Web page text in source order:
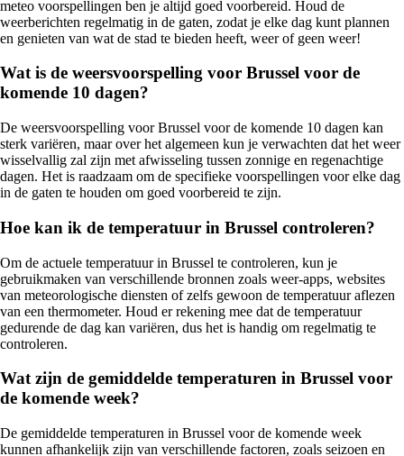
meteo voorspellingen ben je altijd goed voorbereid. Houd de
weerberichten regelmatig in de gaten, zodat je elke dag kunt plannen
en genieten van wat de stad te bieden heeft, weer of geen weer!
Wat is de weersvoorspelling voor Brussel voor de
komende 10 dagen?
De weersvoorspelling voor Brussel voor de komende 10 dagen kan
sterk variëren, maar over het algemeen kun je verwachten dat het weer
wisselvallig zal zijn met afwisseling tussen zonnige en regenachtige
dagen. Het is raadzaam om de specifieke voorspellingen voor elke dag
in de gaten te houden om goed voorbereid te zijn.
Hoe kan ik de temperatuur in Brussel controleren?
Om de actuele temperatuur in Brussel te controleren, kun je
gebruikmaken van verschillende bronnen zoals weer-apps, websites
van meteorologische diensten of zelfs gewoon de temperatuur aflezen
van een thermometer. Houd er rekening mee dat de temperatuur
gedurende de dag kan variëren, dus het is handig om regelmatig te
controleren.
Wat zijn de gemiddelde temperaturen in Brussel voor
de komende week?
De gemiddelde temperaturen in Brussel voor de komende week
kunnen afhankelijk zijn van verschillende factoren, zoals seizoen en